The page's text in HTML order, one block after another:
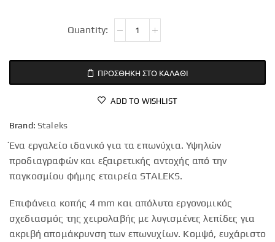
ΠΡΟΣΘΉΚΗ ΣΤΟ ΚΑΛΆΘΙ
ADD TO WISHLIST
Brand: Staleks
Ένα εργαλείο ιδανικό για τα επωνύχια. Υψηλών
προδιαγραφών και εξαιρετικής αντοχής από την
παγκοσμίου φήμης εταιρεία STALEKS.
Επιφάνεια κοπής 4 mm και απόλυτα εργονομικός
σχεδιασμός της χειρολαβής με λυγισμένες λεπίδες για
ακριβή απομάκρυνση των επωνυχίων. Κομψό, ευχάριστο